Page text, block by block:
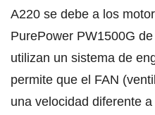
A220 se debe a los
PurePower PW1500G
utilizan un sistema de
permite que el FAN
una velocidad diferente